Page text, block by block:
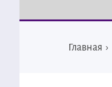
Главная ›